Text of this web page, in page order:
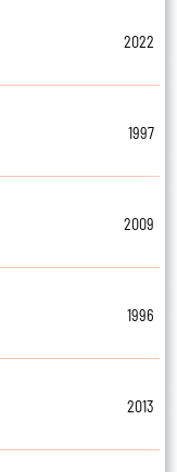
2022
1997
2009
1996
2013